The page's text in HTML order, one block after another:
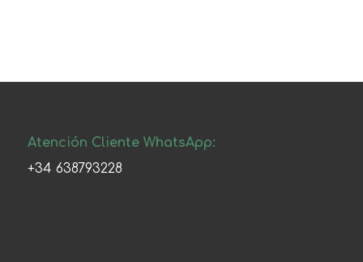
Atención Cliente WhatsApp:
+34 638793228